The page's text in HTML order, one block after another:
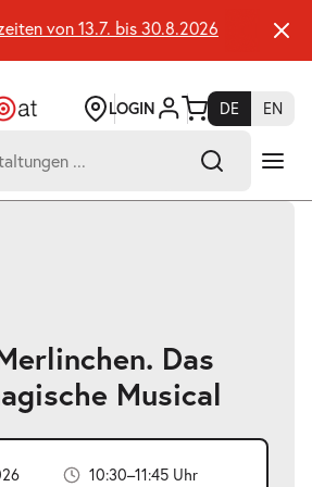
von 13.7. bis 30.8.2026
LOGIN DE
EN
Das
Musical
10:30–11:45 Uhr